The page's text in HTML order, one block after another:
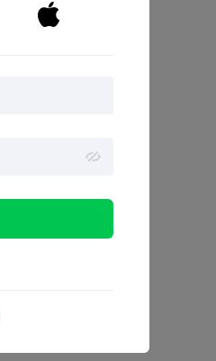
